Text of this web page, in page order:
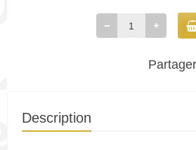
Partager
Description